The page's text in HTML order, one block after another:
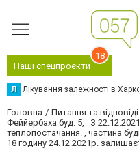
Наші спецпроєкти
18
Л Лікування залежності в
Головна Питання та відповіді
Феййербаха буд. 5, З
теплопостачання. , частина
18 годину 24.12.2021р.